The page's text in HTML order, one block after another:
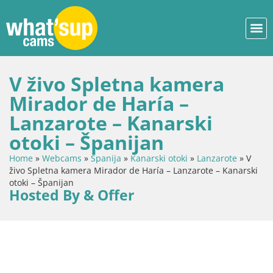
V živo Spletna kamera
Mirador de Haría –
Lanzarote – Kanarski
otoki – Španijan
Home » Webcams » Španija » Kanarski otoki » Lanzarote » V
živo Spletna kamera Mirador de Haría – Lanzarote – Kanarski
otoki – Španijan
Hosted By & Offer